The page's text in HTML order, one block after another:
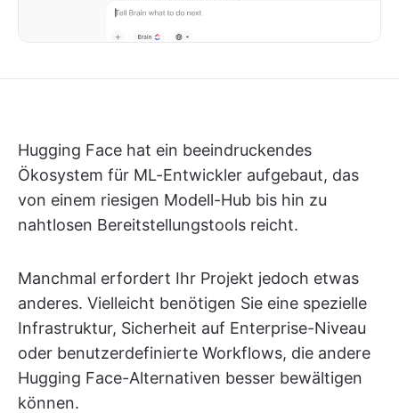
Hugging Face hat ein beeindruckendes
Ökosystem für ML-Entwickler aufgebaut, das
von einem riesigen Modell-Hub bis hin zu
nahtlosen Bereitstellungstools reicht.
Manchmal erfordert Ihr Projekt jedoch etwas
anderes. Vielleicht benötigen Sie eine spezielle
Infrastruktur, Sicherheit auf Enterprise-Niveau
oder benutzerdefinierte Workflows, die andere
Hugging Face-Alternativen besser bewältigen
können.